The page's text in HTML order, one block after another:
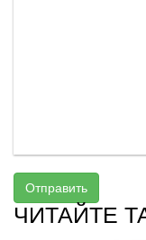
Отправить
ЧИТАЙТЕ